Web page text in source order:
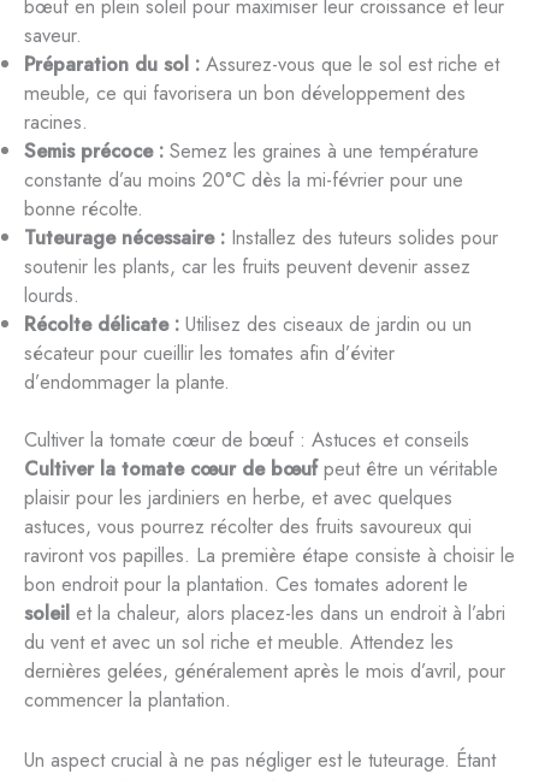
saveur.
Préparation du sol : Assurez-vous que le sol est riche et
meuble, ce qui favorisera un bon développement des
racines.
Semis précoce : Semez les graines à une température
constante d’au moins 20°C dès la mi-février pour une
bonne récolte.
Tuteurage nécessaire : Installez des tuteurs solides pour
soutenir les plants, car les fruits peuvent devenir assez
lourds.
Récolte délicate : Utilisez des ciseaux de jardin ou un
sécateur pour cueillir les tomates afin d’éviter
d’endommager la plante.
Cultiver la tomate cœur de bœuf : Astuces et conseils
Cultiver la tomate cœur de bœufpeut être un véritable
plaisir pour les jardiniers en herbe, et avec quelques
astuces, vous pourrez récolter des fruits savoureux qui
raviront vos papilles. La première étape consiste à choisir le
bon endroit pour la plantation. Ces tomates adorent le
soleil et la chaleur, alors placez-les dans un endroit à l’abri
du vent et avec un sol riche et meuble. Attendez les
dernières gelées, généralement après le mois d’avril, pour
commencer la plantation.
Un aspect crucial à ne pas négliger est le tuteurage. Étant